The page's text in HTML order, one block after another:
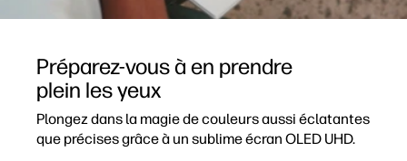
Préparez-vous à en prendre
plein les yeux
Plongez dans la magie de couleurs aussi éclatantes
que précises grâce à un sublime écran OLED UHD.